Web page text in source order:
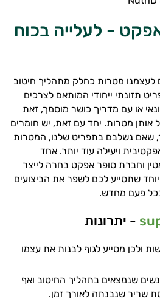
- לעלייה בכוח
לעצמנו מטרות כחלק מתהליך חיטוב
תזונתי ייחודי המותאם לצרכים
או עם מדריך כושר מוסמך, זאת
אותן מטרות. יחד עם זאת, יש חומרים
שאם נשלבם בתפריט שלנו, המטרות
ויעילה עוד יותר. אחד
וחברת סופר אפקט בחרה לייצר
שתסייע לכם לשפר את הביצועים
פעם מחדש.
- יתרונות
ולכן מסייע לגוף לבנות את עצמו
שנמצאים בתהליך החיטוב ואף
שריר שנבנתה לאורך זמן.